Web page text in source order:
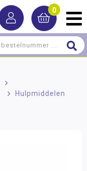
0
>
> Hulpmiddelen